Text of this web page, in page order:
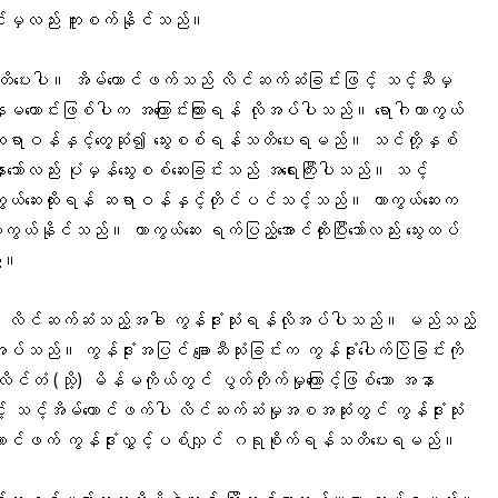
င်းမှလည်း ကူးစက်နိုင်သည်။
ေးပါ။ အိမ်ထောင်ဖက်သည် လိင်ဆက်ဆံခြင်းဖြင့် သင့်ဆီမှ
ကောင်းဖြစ်ပါက အကြောင်းကြားရန် လိုအပ်ပါသည်။ ရောဂါကာကွယ်
ဝန်နှင့်တွေ့ဆုံ၍ သွေးစစ်ရန်သတိပေးရမည်။ သင်တို့နှစ်
သော်လည်း ပုံမှန်သွေးစစ်ဆေးခြင်းသည် အရေးကြီးပါသည်။ သင့်
ကွယ်ဆေးထိုးရန် ဆရာဝန်နှင့်တိုင်ပင်သင့်သည်။ ကာကွယ်ဆေးက
ကွယ်နိုင်သည်။ ကာကွယ်ဆေး ရက်ပြည့်အောင်ထိုးပြီးသော်လည်း သွေးထပ်
ောင်မှ လိင်ဆက်ဆံသည့်အခါ ကွန်ဒုံးသုံးရန်လိုအပ်ပါသည်။ မည်သည့်
ကွန်ဒုံးအပြင် ချောဆီသုံးခြင်းက ကွန်ဒုံးပေါက်ပြဲခြင်းကို
လိင်တံ (သို့) မိန်မကိုယ်တွင် ပွတ်တိုက်မှုကြောင့်ဖြစ်သော အနာ
နှင့် သင့်အိမ်ထောင်ဖက်ပါ လိင်ဆက်ဆံမှုအစအဆုံးတွင် ကွန်ဒုံးသုံး
ာင်ဖက် ကွန်ဒုံးလွှင့်ပစ်လျှင် ဂရုစိုက်ရန်သတိပေးရမည်။